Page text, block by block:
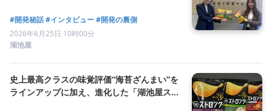
#開発秘話#インタビュー#開発の裏側
2026年6月25日 10時00分
湖池屋
史上最高クラスの味覚評価“海苔ざんまい”を
ラインアップに加え、進化した「湖池屋スト